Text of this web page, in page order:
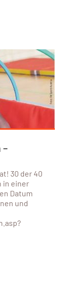
30 der 40
in einer
Datum
und